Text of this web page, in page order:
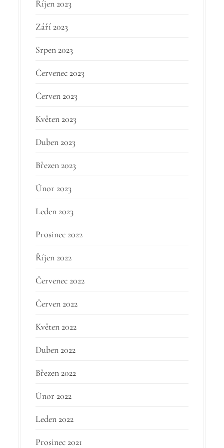
Říjen 2023
Září 2023
Srpen 2023
Červenec 2023
Červen 2023
Květen 2023
Duben 2023
Březen 2023
Únor 2023
Leden 2023
Prosinec 2022
Říjen 2022
Červenec 2022
Červen 2022
Květen 2022
Duben 2022
Březen 2022
Únor 2022
Leden 2022
Prosinec 2021